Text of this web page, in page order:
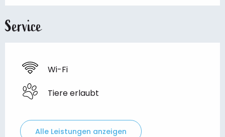
Service
Wi-Fi
Tiere erlaubt
Alle Leistungen anzeigen